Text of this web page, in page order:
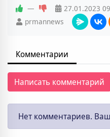
— 27.01.2023
prmannews
Комментарии
Написать комментарий
Нет комментариев.